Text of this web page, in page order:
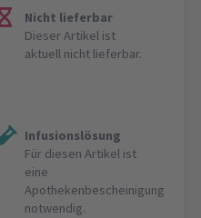
Nicht lieferbar
Dieser Artikel ist
aktuell nicht lieferbar.
Infusionslösung
Für diesen Artikel ist
eine
Apothekenbescheinigung
notwendig.